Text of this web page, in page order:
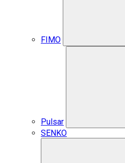
FIMO
Pulsar
SENKO